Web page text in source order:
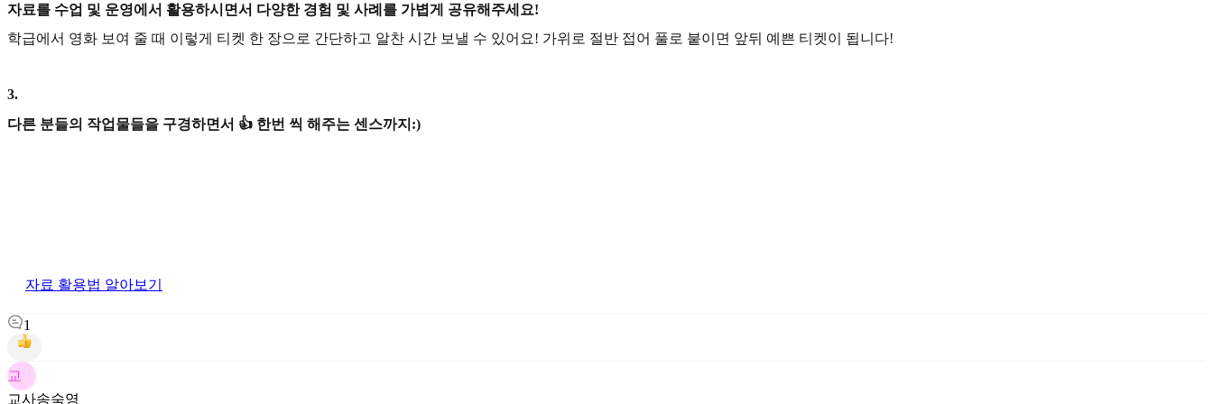
자료를 수업 및 운영에서 활용하시면서 다양한 경험 및 사례를 가볍게 공유해주세요!
학급에서 영화 보여 줄 때 이렇게 티켓 한 장으로 간단하고 알찬 시간 보낼 수 있어요! 가위로 절반 접어 풀로 붙이면 앞뒤 예쁜 티켓이 됩니다!
3.
다른 분들의 작업물들을 구경하면서 👍 한번 씩 해주는 센스까지:)
자료 활용법 알아보기
1
교
교사송숙영